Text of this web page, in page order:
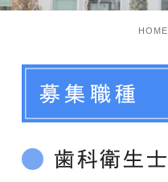
HOME
募集職種
歯科衛生士